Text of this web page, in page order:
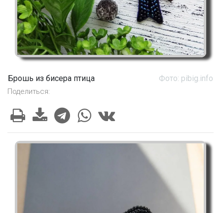
Брошь из бисера птица Фото: pibig.info
Поделиться: